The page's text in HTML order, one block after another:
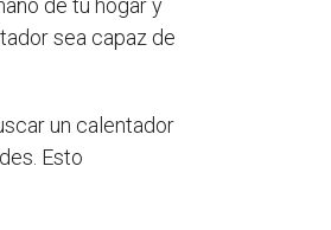
de tu hogar y
sea capaz de
un calentador
Esto